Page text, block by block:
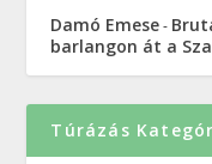
Damó Emese-
barlangon át a
Túrázás